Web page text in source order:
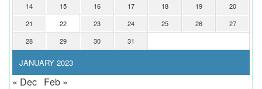
JANUARY 2023
14
15 16 17 18 19
20
21
22 23 24 25 26
27
28
29 30 31
« Dec Feb »